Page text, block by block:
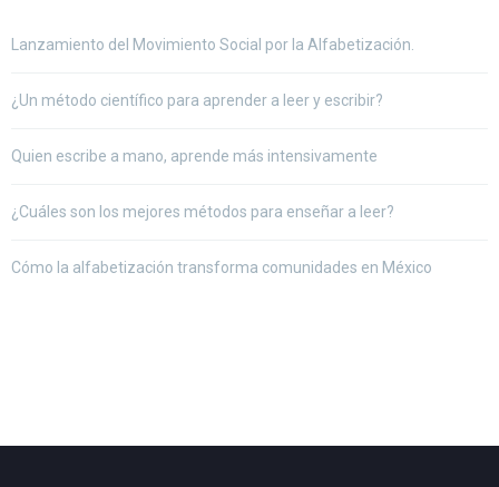
Lanzamiento del Movimiento Social por la Alfabetización.
¿Un método científico para aprender a leer y escribir?
Quien escribe a mano, aprende más intensivamente
¿Cuáles son los mejores métodos para enseñar a leer?
Cómo la alfabetización transforma comunidades en México